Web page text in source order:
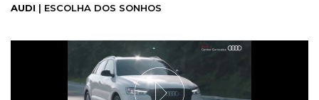
AUDI | ESCOLHA DOS SONHOS